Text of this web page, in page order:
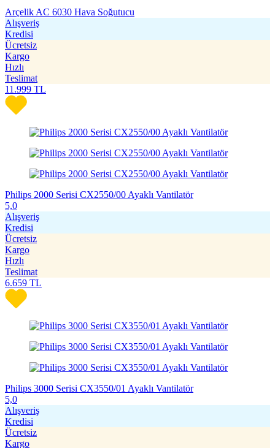
Arçelik AC 6030 Hava Soğutucu
Alışveriş
Kredisi
Ücretsiz
Kargo
Hızlı
Teslimat
11.999 TL
Philips 2000 Serisi CX2550/00 Ayaklı Vantilatör
5,0
Alışveriş
Kredisi
Ücretsiz
Kargo
Hızlı
Teslimat
6.659 TL
Philips 3000 Serisi CX3550/01 Ayaklı Vantilatör
5,0
Alışveriş
Kredisi
Ücretsiz
Kargo